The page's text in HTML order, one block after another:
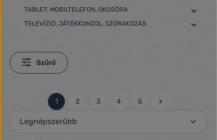
TABLET, MOBILTELEFON, OKOSÓRA
TELEVÍZIÓ, JÁTÉKKONZOL, SZÓRAKOZÁS
Szűrő
Oldal
1
Oldal
2
Oldal
3
Oldal
4
Oldal
5